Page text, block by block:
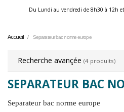
Du Lundi au vendredi de 8h30 à 12h
Accueil Separateur bac norme europe
Recherche avançée (4 produits)
SEPARATEUR BAC
Separateur bac norme europe